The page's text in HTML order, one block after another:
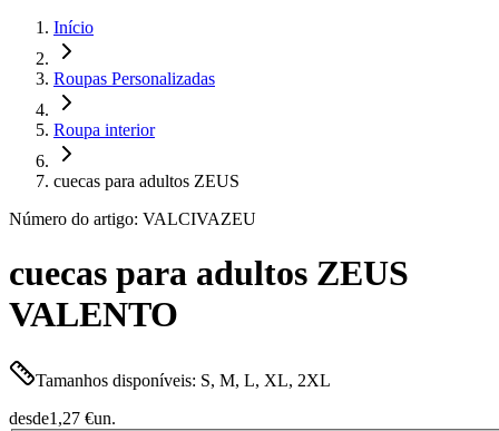
Início
Roupas Personalizadas
Roupa interior
cuecas para adultos ZEUS
Número do artigo: VALCIVAZEU
cuecas para adultos ZEUS
VALENTO
Tamanhos disponíveis: S, M, L, XL, 2XL
desde1,27 €un.